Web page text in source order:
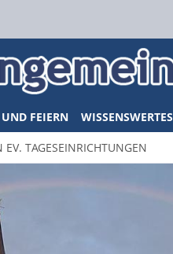
UND FEIERN WISSENSWERTES
TAGESEINRICHTUNGEN